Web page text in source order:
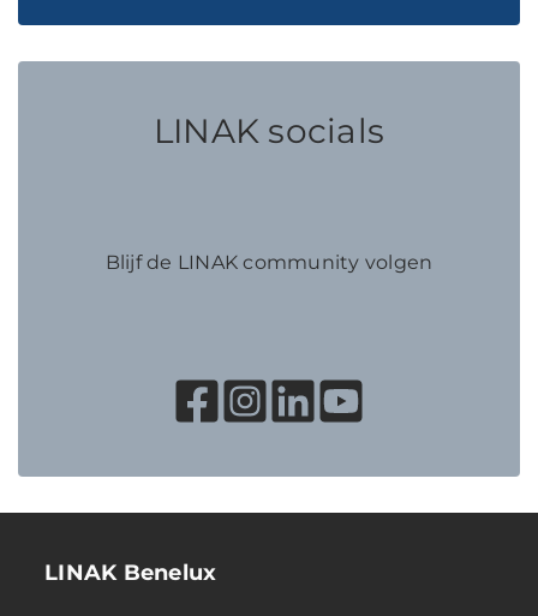
LINAK socials
Blijf de LINAK community volgen
LINAK Benelux